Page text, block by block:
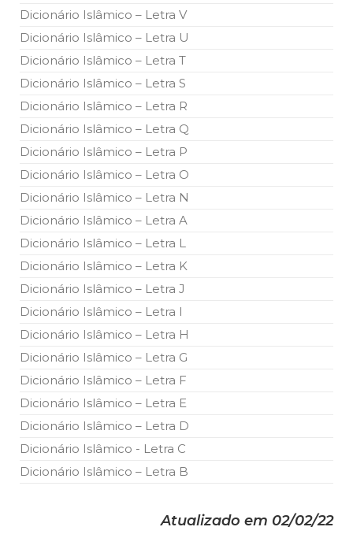
10 DE NOVEMBRO DE 2013
(A.S.)
Em nome de Deus, o Clemente, o Misericordioso! Diante da
muçulmanos, o Imam Ali Ibn Al-Hussein Ibn Ali Ibn Abi Táleb
NOTÍCIAS
Centro Islâmico no Brasil recebe o ex-
ministro das Relações Exteriores da
Na noite da quinta-feira, 03 de Abril, o Centro Islâmico no
Relações Exteriores da República Islâmica do Irã, Sr. Kamal
Dicionário Islâmico – Letra V
Dicionário Islâmico – Letra U
Dicionário Islâmico – Letra T
Dicionário Islâmico – Letra S
Dicionário Islâmico – Letra R
Dicionário Islâmico – Letra Q
Dicionário Islâmico – Letra P
Dicionário Islâmico – Letra O
Dicionário Islâmico – Letra N
Dicionário Islâmico – Letra A
Dicionário Islâmico – Letra L
Dicionário Islâmico – Letra K
Dicionário Islâmico – Letra J
Dicionário Islâmico – Letra I
Dicionário Islâmico – Letra H
Dicionário Islâmico – Letra G
Dicionário Islâmico – Letra F
Dicionário Islâmico – Letra E
Dicionário Islâmico – Letra D
Dicionário Islâmico - Letra C
Dicionário Islâmico – Letra B
Atualizado em 02/02/22